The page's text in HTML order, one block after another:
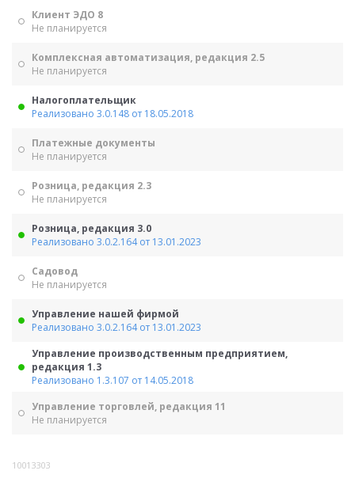
Клиент ЭДО 8
Не планируется
Комплексная автоматизация, редакция 2.5
Не планируется
Налогоплательщик
Реализовано 3.0.148 от 18.05.2018
Платежные документы
Не планируется
Розница, редакция 2.3
Не планируется
Розница, редакция 3.0
Реализовано 3.0.2.164 от 13.01.2023
Садовод
Не планируется
Управление нашей фирмой
Реализовано 3.0.2.164 от 13.01.2023
Управление производственным предприятием,
редакция 1.3
Реализовано 1.3.107 от 14.05.2018
Управление торговлей, редакция 11
Не планируется
10013303